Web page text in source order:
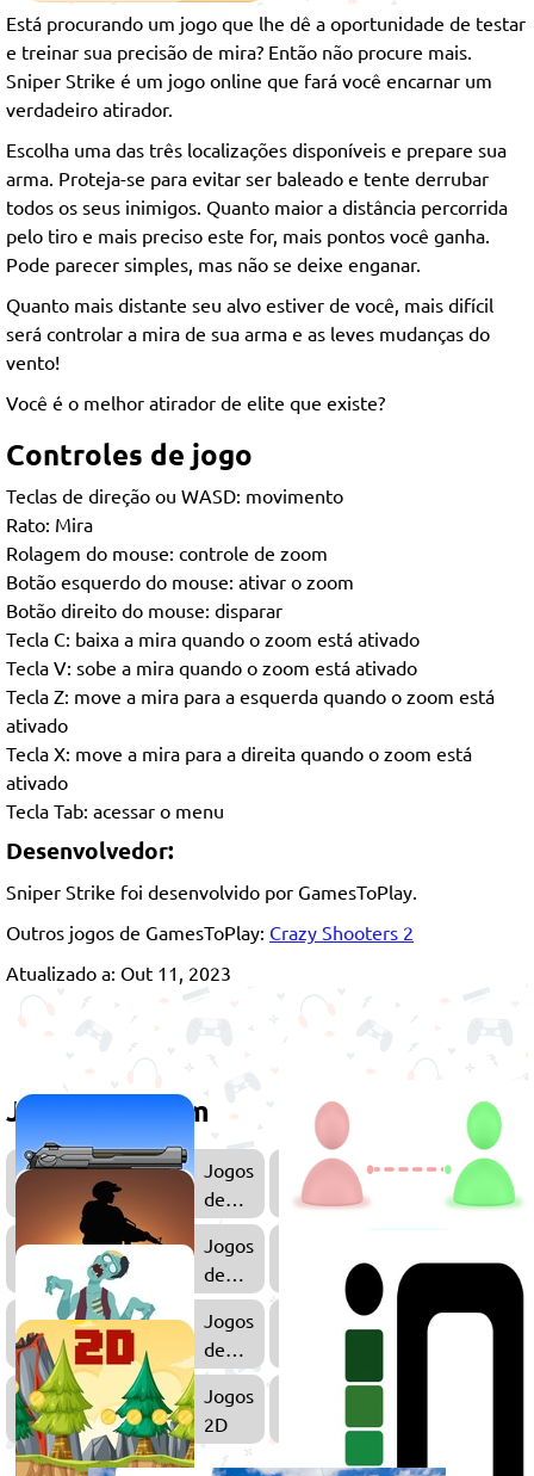
Está procurando um jogo que lhe dê a oportunidade de testar
e treinar sua precisão de mira? Então não procure mais.
Sniper Strike é um jogo online que fará você encarnar um
verdadeiro atirador.
Escolha uma das três localizações disponíveis e prepare sua
arma. Proteja-se para evitar ser baleado e tente derrubar
todos os seus inimigos. Quanto maior a distância percorrida
pelo tiro e mais preciso este for, mais pontos você ganha.
Pode parecer simples, mas não se deixe enganar.
Quanto mais distante seu alvo estiver de você, mais difícil
será controlar a mira de sua arma e as leves mudanças do
vento!
Você é o melhor atirador de elite que existe?
Controles de jogo
Teclas de direção ou WASD: movimento
Rato: Mira
Rolagem do mouse: controle de zoom
Botão esquerdo do mouse: ativar o zoom
Botão direito do mouse: disparar
Tecla C: baixa a mira quando o zoom está ativado
Tecla V: sobe a mira quando o zoom está ativado
Tecla Z: move a mira para a esquerda quando o zoom está
ativado
Tecla X: move a mira para a direita quando o zoom está
ativado
Tecla Tab: acessar o menu
Desenvolvedor:
Sniper Strike foi desenvolvido por GamesToPlay.
Outros jogos de GamesToPlay: Crazy Shooters 2
Atualizado a: Out 11, 2023
Jogue também
Jogos
de
Armas
Jogos
FPS
Jogos
de
Ação
Jogos
de
Zumbi
Jogos
Jogos
2D